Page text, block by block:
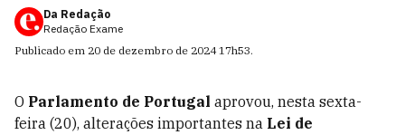
Da Redação
Redação Exame
Publicado em 20 de dezembro de 2024 17h53.
O Parlamento de Portugal aprovou, nesta sexta-
feira (20), alterações importantes na Lei de